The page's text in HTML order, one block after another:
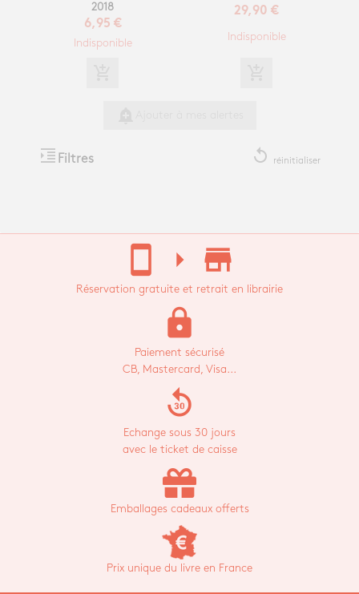
format_indent_increase Filtres replay réinitialiser
2018
6,95 €
Indisponible
29,90 €
Indisponible
stay_current_portrait arrow_right store_mall_directory
Réservation gratuite et retrait en librairie
lock
Paiement sécurisé
CB, Mastercard, Visa...
replay_30
Echange sous 30 jours
avec le ticket de caisse
Emballages cadeaux offerts
Prix unique du livre en France